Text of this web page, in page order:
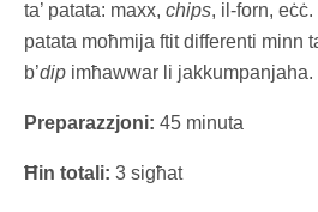
ta’ patata: maxx, chips, il-forn, eċċ.
patata moħmija ftit differenti minn
b’dip imħawwar li jakkumpanjaha.
Preparazzjoni: 45 minuta
Ħin totali: 3 sigħat